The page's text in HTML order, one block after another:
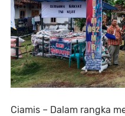
Ciamis – Dalam rangka